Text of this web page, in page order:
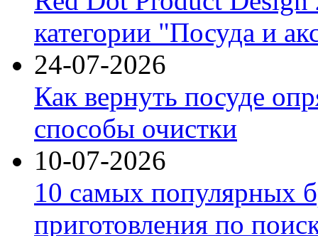
категории "Посуда и
24-07-2026
Как вернуть посуде
способы очистки
10-07-2026
10 самых популярных
приготовления по